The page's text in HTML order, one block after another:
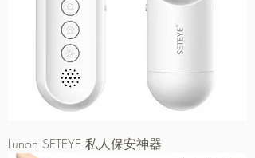
Lunon SETEYE 私人保安神器